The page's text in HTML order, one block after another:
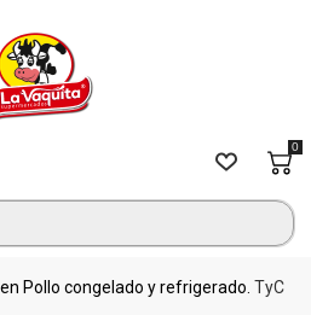
0
Pollo congelado y refrigerado. TyC